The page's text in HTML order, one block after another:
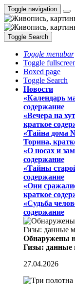
Toggle navigation
Toggle Search
Toggle menubar
Toggle
Boxed page
Toggle Search
Новости
«Календарь
содержание
«Вечера на
краткое
«Тайна дома
Торина,
«О носах и
содержание
«Тайны
содержание
«Они
краткое
«Судьба
содержание
Обнаружены
Гизы: данные
27.04.2026